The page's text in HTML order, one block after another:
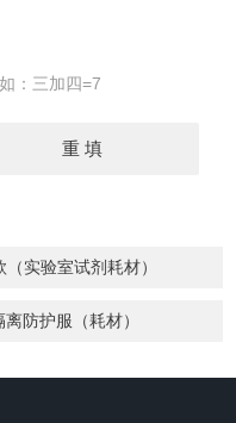
：三加四=7
实验室试剂耗材）
防护服（耗材）